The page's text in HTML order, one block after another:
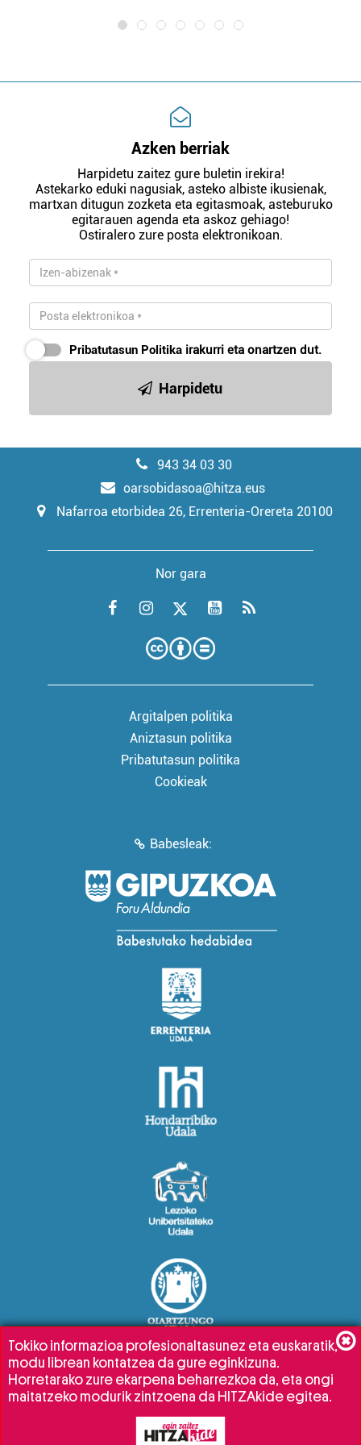
Azken berriak
Harpidetu zaitez gure buletin irekira!
Astekarko eduki nagusiak, asteko albiste ikusienak,
martxan ditugun zozketa eta egitasmoak, asteburuko
egitarauen agenda eta askoz gehiago!
Ostiralero zure posta elektronikoan.
Pribatutasun Politika irakurri eta onartzen dut.
Harpidetu
943 34 03 30
oarsobidasoa@hitza.eus
Nafarroa etorbidea 26, Errenteria-Orereta 20100
Nor gara
Argitalpen politika
Aniztasun politika
Pribatutasun politika
Cookieak
Babesleak:
Tokiko informazioa profesionaltasunez eta euskaratik,
modu librean kontatzea da gure eginkizuna.
Horretarako zure ekarpena beharrezkoa da, eta ongi
maitatzeko modurik zintzoena da HITZAkide egitea.